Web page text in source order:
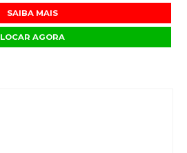
SAIBA MAIS
LOCAR AGORA